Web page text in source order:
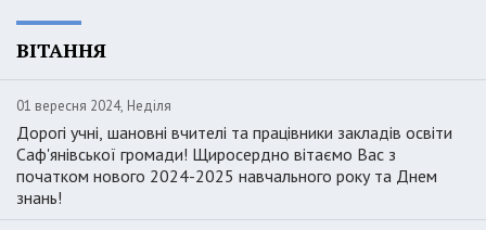
ВІТАННЯ
01 вересня 2024, Неділя
Дорогі учні, шановні вчителі та працівники закладів освіти
Саф'янівської громади! Щиросердно вітаємо Вас з
початком нового 2024-2025 навчального року та Днем
знань!